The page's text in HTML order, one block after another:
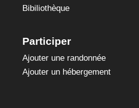
Bibiliothèque
Participer
Ajouter une randonnée
Ajouter un hébergement